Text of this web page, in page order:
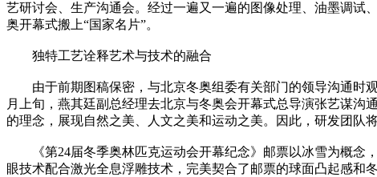
艺研讨会、生产沟通会。经过一遍又一遍的图像处理、油墨调试
奥开幕式搬上“国家名片”。
独特工艺诠释艺术与技术的融合
由于前期图稿保密，与北京冬奥组委有关部门的领导沟通时观
月上旬，燕其廷副总经理去北京与冬奥会开幕式总导演张艺谋
的理念，展现自然之美、人文之美和运动之美。因此，研发团队
《第24届冬季奥林匹克运动会开幕纪念》邮票以冰雪为概念，
眼技术配合激光全息浮雕技术，完美契合了邮票的球面凸起感